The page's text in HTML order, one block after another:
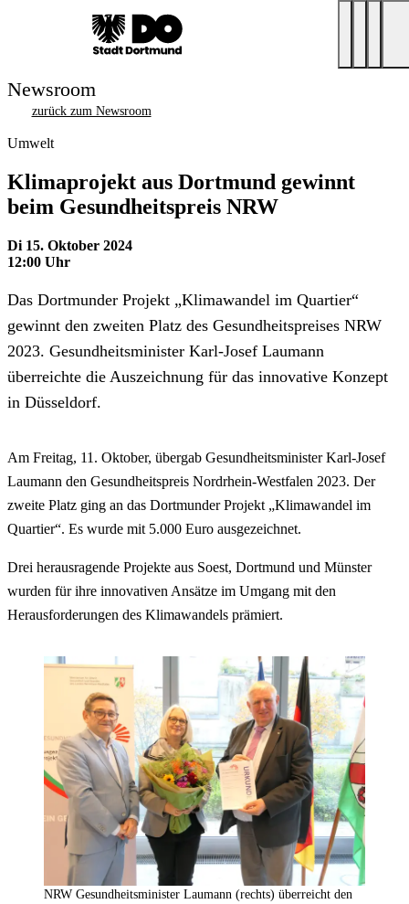
Newsroom
zurück zum Newsroom
Umwelt
Klimaprojekt aus Dortmund gewinnt
beim Gesundheitspreis NRW
Di 15. Oktober 2024
12:00 Uhr
Das Dortmunder Projekt „Klimawandel im Quartier“
gewinnt den zweiten Platz des Gesundheitspreises NRW
2023. Gesundheitsminister Karl-Josef Laumann
überreichte die Auszeichnung für das innovative Konzept
in Düsseldorf.
Am Freitag, 11. Oktober, übergab Gesundheitsminister Karl-Josef
Laumann den Gesundheitspreis Nordrhein-Westfalen 2023. Der
zweite Platz ging an das Dortmunder Projekt „Klimawandel im
Quartier“. Es wurde mit 5.000 Euro ausgezeichnet.
Drei herausragende Projekte aus Soest, Dortmund und Münster
wurden für ihre innovativen Ansätze im Umgang mit den
Herausforderungen des Klimawandels prämiert.
NRW Gesundheitsminister Laumann (rechts) überreicht den